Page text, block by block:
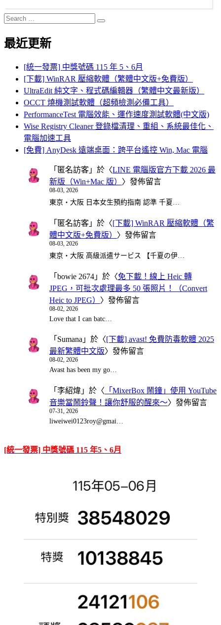
Search
for:
Search
最近更新
[統一發票] 中獎號碼 115 年 5、6月
[下載] WinRAR 壓縮軟體（繁體中文版+免費版）
UltraEdit 純文字、程式碼編輯器（繁體中文最新版）
OCCT 燒機測試軟體（超頻檢測必備工具）
PerformanceTest 電腦效能、運作速度測試軟體(中文版)
Wise Registry Cleaner 登錄檔清理、重組、系統最佳化、
電腦加速工具
[免費] AnyDesk 遠端桌面：跨平台遙控 Win, Mac 電腦
「 匿名訪客 」於〈LINE 電腦版官方下載 2026 最
新版（Win+Mac 版） 〉發佈留言
08-03, 2026
東京・大阪 日本女生預約指南 認準 千夏…
「 匿名訪客 」於〈[下載] WinRAR 壓縮軟體（繁
體中文版+免費版） 〉發佈留言
08-03, 2026
東京・大阪 高級派遣サービス 【千夏の伊…
「 bowie 2674 」於〈免下載！線上 Heic 轉
JPEG，可批次處理最多 50 張照片！（Convert
Heic to JPEG） 〉發佈留言
08-02, 2026
Love that I can batc…
「 Sumana 」於〈[下載] avast! 免費防毒軟體 2025
最新繁體中文版〉發佈留言
08-02, 2026
Avast has been my go…
「 李紹煒 」於〈 「MixerBox 鬧鐘」使用 YouTube
音樂當鬧鈴聲！讓你舒服的醒來～〉發佈留言
07-31, 2026
liweiwei0123roy@gmai…
[統一發票] 中獎號碼 115 年5、6月